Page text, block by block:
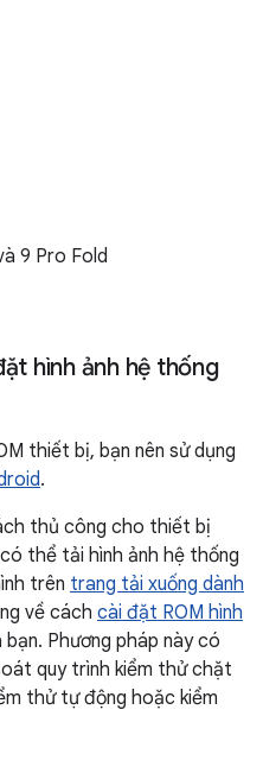
9 Pro Fold
hình ảnh hệ thống
thiết bị, bạn nên sử dụng
.
thủ công cho thiết bị
thể tải hình ảnh hệ thống
trên trang tải xuống dành
về cách cài đặt ROM hình
Phương pháp này có
quy trình kiểm thử chặt
thử tự động hoặc kiểm